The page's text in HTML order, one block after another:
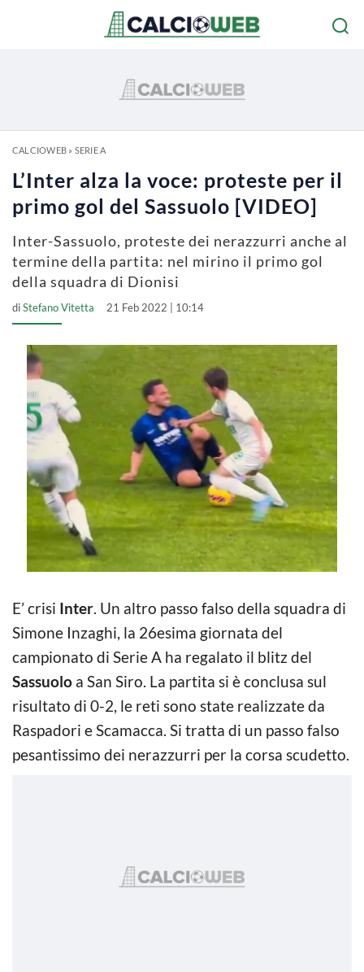
CALCIOWEB» SERIE A
L’Inter alza la voce: proteste per il
primo gol del Sassuolo [VIDEO]
Inter-Sassuolo, proteste dei nerazzurri anche al
termine della partita: nel mirino il primo gol
della squadra di Dionisi
diStefano Vitetta 21 Feb 2022 | 10:14
E’ crisi Inter. Un altro passo falso della squadra di
Simone Inzaghi, la 26esima giornata del
campionato di Serie A ha regalato il blitz del
Sassuolo a San Siro. La partita si è conclusa sul
risultato di 0-2, le reti sono state realizzate da
Raspadori e Scamacca. Si tratta di un passo falso
pesantissimo dei nerazzurri per la corsa scudetto.